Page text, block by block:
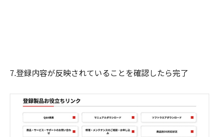
7.登録内容が反映されていることを確認したら完了